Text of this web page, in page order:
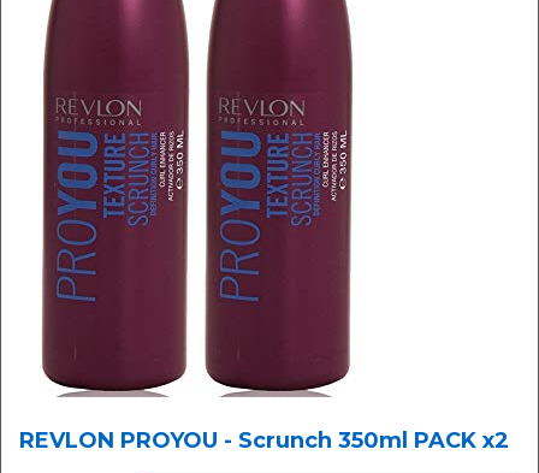
REVLON PROYOU - Scrunch 350ml PACK x2